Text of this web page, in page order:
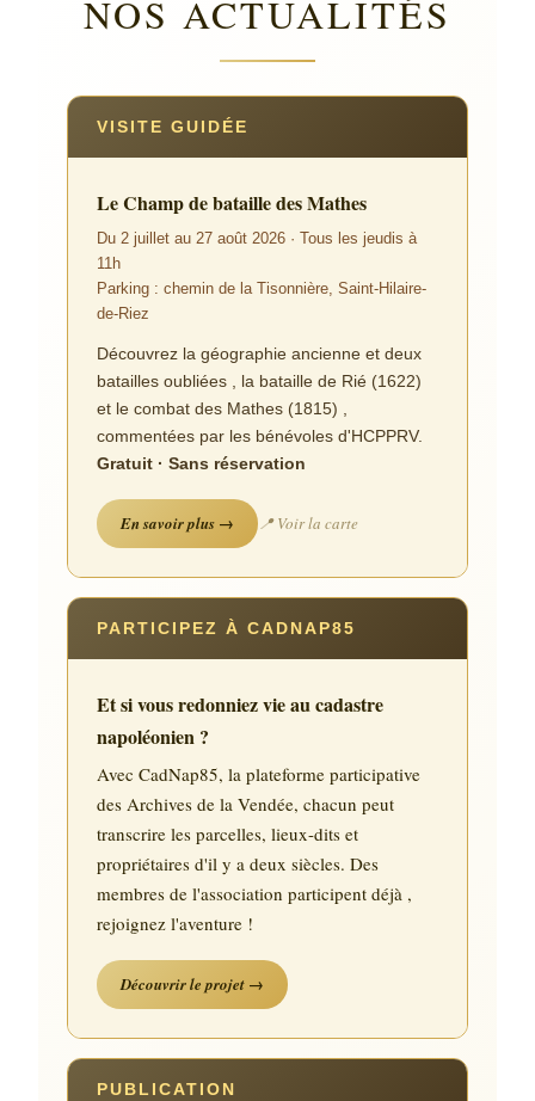
NOS ACTUALITÉS
VISITE GUIDÉE
Le Champ de bataille des Mathes
Du 2 juillet au 27 août 2026 · Tous les jeudis à
11h
Parking : chemin de la Tisonnière, Saint-Hilaire-
de-Riez
Découvrez la géographie ancienne et deux
batailles oubliées , la bataille de Rié (1622)
et le combat des Mathes (1815) ,
commentées par les bénévoles d'HCPPRV.
Gratuit · Sans réservation
En savoir plus → 📍 Voir la carte
PARTICIPEZ À CADNAP85
Et si vous redonniez vie au cadastre
napoléonien ?
Avec CadNap85, la plateforme participative
des Archives de la Vendée, chacun peut
transcrire les parcelles, lieux-dits et
propriétaires d'il y a deux siècles. Des
membres de l'association participent déjà ,
rejoignez l'aventure !
Découvrir le projet →
PUBLICATION